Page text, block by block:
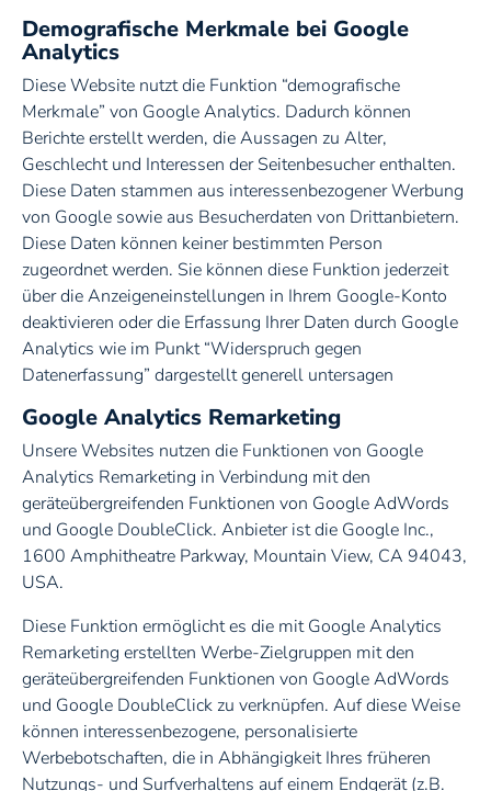
Demografische Merkmale bei Google
Analytics
Diese Website nutzt die Funktion “demografische
Merkmale” von Google Analytics. Dadurch können
Berichte erstellt werden, die Aussagen zu Alter,
Geschlecht und Interessen der Seitenbesucher enthalten.
Diese Daten stammen aus interessenbezogener Werbung
von Google sowie aus Besucherdaten von Drittanbietern.
Diese Daten können keiner bestimmten Person
zugeordnet werden. Sie können diese Funktion jederzeit
über die Anzeigeneinstellungen in Ihrem Google-Konto
deaktivieren oder die Erfassung Ihrer Daten durch Google
Analytics wie im Punkt “Widerspruch gegen
Datenerfassung” dargestellt generell untersagen
Google Analytics Remarketing
Unsere Websites nutzen die Funktionen von Google
Analytics Remarketing in Verbindung mit den
geräteübergreifenden Funktionen von Google AdWords
und Google DoubleClick. Anbieter ist die Google Inc.,
1600 Amphitheatre Parkway, Mountain View, CA 94043,
USA.
Diese Funktion ermöglicht es die mit Google Analytics
Remarketing erstellten Werbe-Zielgruppen mit den
geräteübergreifenden Funktionen von Google AdWords
und Google DoubleClick zu verknüpfen. Auf diese Weise
können interessenbezogene, personalisierte
Werbebotschaften, die in Abhängigkeit Ihres früheren
Nutzungs- und Surfverhaltens auf einem Endgerät (z.B.